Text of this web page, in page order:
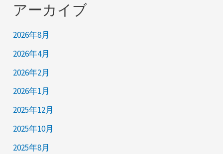
アーカイブ
2026年8月
2026年4月
2026年2月
2026年1月
2025年12月
2025年10月
2025年8月